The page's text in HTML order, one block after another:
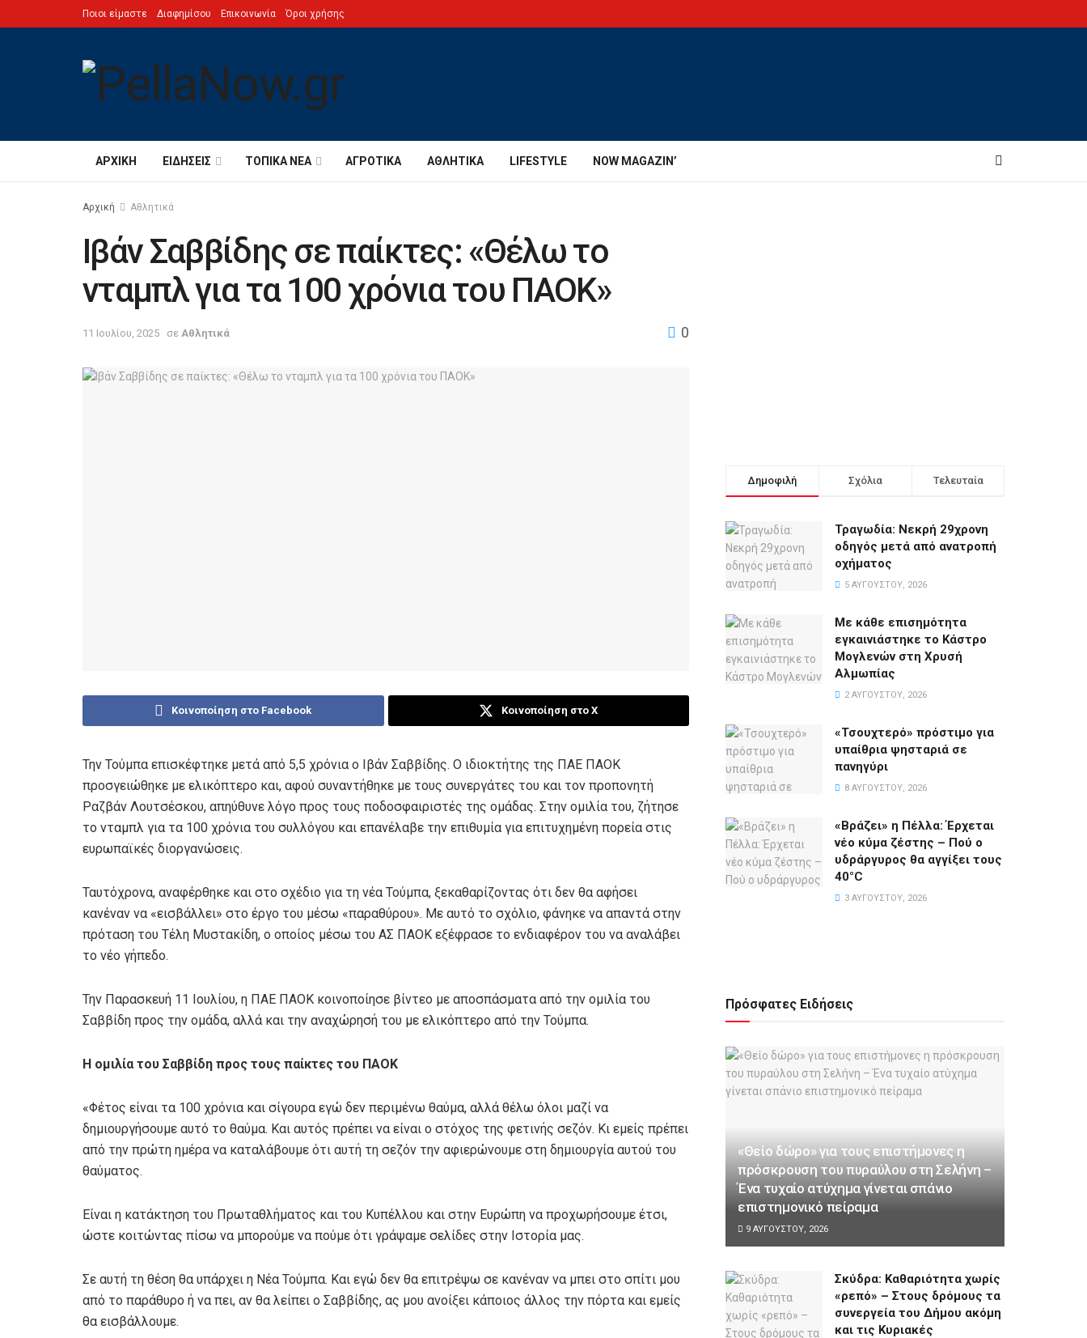
Ποιοι είμαστε Διαφημίσου Επικοινωνία Όροι χρήσης
ΑΡΧΙΚΉ ΕΙΔΉΣΕΙΣ ΤΟΠΙΚΆ ΝΈΑ ΑΓΡΟΤΙΚΆ ΑΘΛΗΤΙΚΆ LIFESTYLE NOW MAGAZIN’
Αρχική Αθλητικά
Ιβάν Σαββίδης σε παίκτες: «Θέλω το
νταμπλ για τα 100 χρόνια του ΠΑΟΚ»
11 Ιουλίου, 2025 σε Αθλητικά 0
Κοινοποίηση στο Facebook Κοινοποίηση στο X
Την Τούμπα επισκέφτηκε μετά από 5,5 χρόνια ο Ιβάν Σαββίδης. Ο ιδιοκτήτης της ΠΑΕ ΠΑΟΚ
προσγειώθηκε με ελικόπτερο και, αφού συναντήθηκε με τους συνεργάτες του και τον προπονητή
Ραζβάν Λουτσέσκου, απηύθυνε λόγο προς τους ποδοσφαιριστές της ομάδας. Στην ομιλία του, ζήτησε
το νταμπλ για τα 100 χρόνια του συλλόγου και επανέλαβε την επιθυμία για επιτυχημένη πορεία στις
ευρωπαϊκές διοργανώσεις.
Ταυτόχρονα, αναφέρθηκε και στο σχέδιο για τη νέα Τούμπα, ξεκαθαρίζοντας ότι δεν θα αφήσει
κανέναν να «εισβάλλει» στο έργο του μέσω «παραθύρου». Με αυτό το σχόλιο, φάνηκε να απαντά στην
πρόταση του Τέλη Μυστακίδη, ο οποίος μέσω του ΑΣ ΠΑΟΚ εξέφρασε το ενδιαφέρον του να αναλάβει
το νέο γήπεδο.
Την Παρασκευή 11 Ιουλίου, η ΠΑΕ ΠΑΟΚ κοινοποίησε βίντεο με αποσπάσματα από την ομιλία του
Σαββίδη προς την ομάδα, αλλά και την αναχώρησή του με ελικόπτερο από την Τούμπα.
Η ομιλία του Σαββίδη προς τους παίκτες του ΠΑΟΚ
«Φέτος είναι τα 100 χρόνια και σίγουρα εγώ δεν περιμένω θαύμα, αλλά θέλω όλοι μαζί να
δημιουργήσουμε αυτό το θαύμα. Και αυτός πρέπει να είναι ο στόχος της φετινής σεζόν. Κι εμείς πρέπει
από την πρώτη ημέρα να καταλάβουμε ότι αυτή τη σεζόν την αφιερώνουμε στη δημιουργία αυτού του
θαύματος.
Είναι η κατάκτηση του Πρωταθλήματος και του Κυπέλλου και στην Ευρώπη να προχωρήσουμε έτσι,
ώστε κοιτώντας πίσω να μπορούμε να πούμε ότι γράψαμε σελίδες στην Ιστορία μας.
Σε αυτή τη θέση θα υπάρχει η Νέα Τούμπα. Και εγώ δεν θα επιτρέψω σε κανέναν να μπει στο σπίτι μου
από το παράθυρο ή να πει, αν θα λείπει ο Σαββίδης, ας μου ανοίξει κάποιος άλλος την πόρτα και εμείς
θα εισβάλλουμε.
Δημοφιλή Σχόλια Τελευταία
Τραγωδία: Νεκρή 29χρονη
οδηγός μετά από ανατροπή
οχήματος
5 ΑΥΓΟΎΣΤΟΥ, 2026
Με κάθε επισημότητα
εγκαινιάστηκε το Κάστρο
Μογλενών στη Χρυσή
Αλμωπίας
2 ΑΥΓΟΎΣΤΟΥ, 2026
«Τσουχτερό» πρόστιμο για
υπαίθρια ψησταριά σε
πανηγύρι
8 ΑΥΓΟΎΣΤΟΥ, 2026
«Βράζει» η Πέλλα: Έρχεται
νέο κύμα ζέστης – Πού ο
υδράργυρος θα αγγίξει τους
40°C
3 ΑΥΓΟΎΣΤΟΥ, 2026
Πρόσφατες Ειδήσεις
«Θείο δώρο» για τους επιστήμονες η
πρόσκρουση του πυραύλου στη Σελήνη –
Ένα τυχαίο ατύχημα γίνεται σπάνιο
επιστημονικό πείραμα
9 ΑΥΓΟΎΣΤΟΥ, 2026
Σκύδρα: Καθαριότητα χωρίς
«ρεπό» – Στους δρόμους τα
συνεργεία του Δήμου ακόμη
και τις Κυριακές